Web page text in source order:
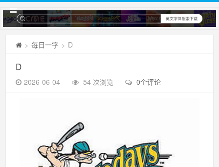
> 每日一字 > D
D
2026-06-04 54 次浏览 0个评论